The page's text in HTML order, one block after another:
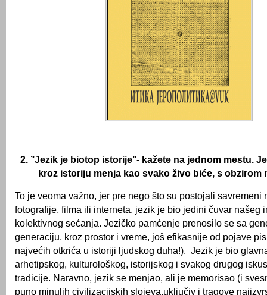
2. ’’Jezik je biotop istorije’’- kažete na jednom mestu.
kroz istoriju menja kao svako živo biće, s obzirom
To je veoma važno, jer pre nego što su postojali savremeni
fotografije, filma ili interneta, jezik je bio jedini čuvar našeg
kolektivnog sećanja. Jezičko pamćenje prenosilo se sa
generaciju, kroz prostor i vreme, još efikasnije od pojave
najvećih otkrića u istoriji ljudskog duha!). Jezik je bio
arhetipskog, kulturološkog, istorijskog i svakog drugog
tradicije. Naravno, jezik se menjao, ali je memorisao (i
puno minulih civilizacijskih slojeva,uključiv i tragove